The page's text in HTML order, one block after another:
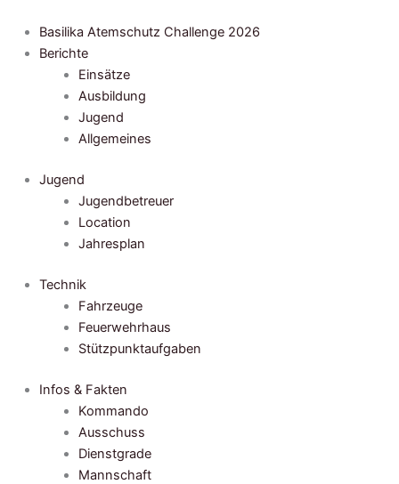
Inhalt
springen
Basilika Atemschutz Challenge 2026
Berichte
Einsätze
Ausbildung
Jugend
Allgemeines
Jugend
Jugendbetreuer
Location
Jahresplan
Technik
Fahrzeuge
Feuerwehrhaus
Stützpunktaufgaben
Infos & Fakten
Kommando
Ausschuss
Dienstgrade
Mannschaft